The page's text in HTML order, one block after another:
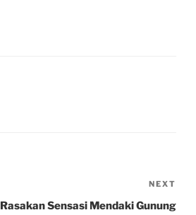
Post
NEXT
Rasakan Sensasi Mendaki Gunung